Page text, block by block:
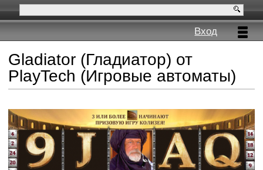
Вход
Gladiator (Гладиатор) от
PlayTech (Игровые автоматы)